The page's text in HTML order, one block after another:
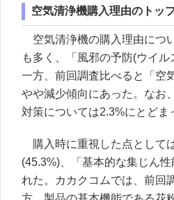
空気清浄機購入理由のトッ
空気清浄機の購入理由につ
も多く、「風邪の予防(ウイ
一方、前回調査比べると「空
やや減少傾向にあった。なお
対策については2.3%にとどま
購入時に重視した点として
(45.3%)、「基本的な集じん
れた。カカクコムでは、前回